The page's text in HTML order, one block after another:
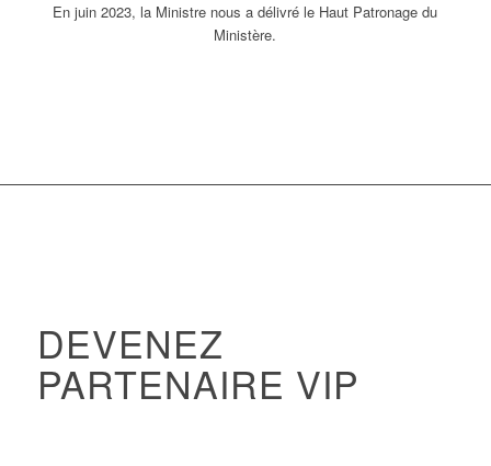
En juin 2023, la Ministre nous a délivré le Haut Patronage du
Ministère.
DEVENEZ
PARTENAIRE VIP